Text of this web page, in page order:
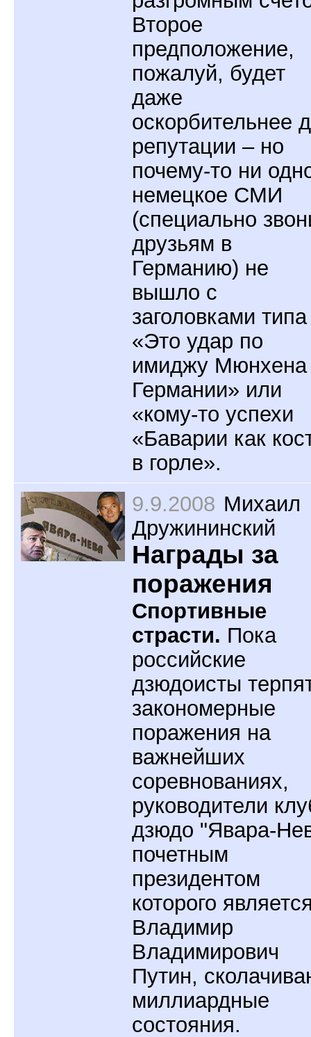
Второе
предположение,
пожалуй, будет
даже
оскорбительнее
репутации – но
почему-то ни
немецкое СМИ
(специально
друзьям в
Германию) не
вышло с
заголовками типа
«Это удар по
имиджу Мюнхена
Германии» или
«кому-то успехи
«Баварии как
в горле».
9.9.2008 Михаил
Дружининский
Награды за
поражения
Спортивные
страсти. Пока
российские
дзюдоисты
закономерные
поражения на
важнейших
соревнованиях,
руководители
дзюдо "Явара-
почетным
президентом
которого
Владимир
Владимирович
Путин,
миллиардные
состояния.